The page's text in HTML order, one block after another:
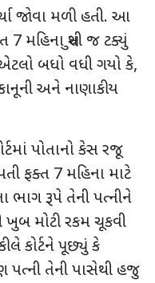
જોવા મળી હતી. આ
7 મહિના સુધી જ ટક્યું
બધો વધી ગયો કે,
અને નાણાકીય
પોતાનો કેસ રજૂ
ફક્ત 7 મહિના માટે
ભાગ રૂપે તેની પત્નીને
ખુબ મોટી રકમ ચૂકવી
કોર્ટને પૂછ્યું કે
તેની પાસેથી હજુ